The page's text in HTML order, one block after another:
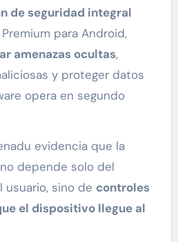
de seguridad integral
para Android,
amenazas ocultas,
y proteger datos
opera en segundo
evidencia que la
depende solo del
sino de controles
el dispositivo llegue al